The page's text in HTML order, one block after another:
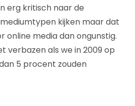
erg kritisch naar de
kijken maar dat
online media dan ongunstig.
verbazen als we in 2009 op
5 procent zouden